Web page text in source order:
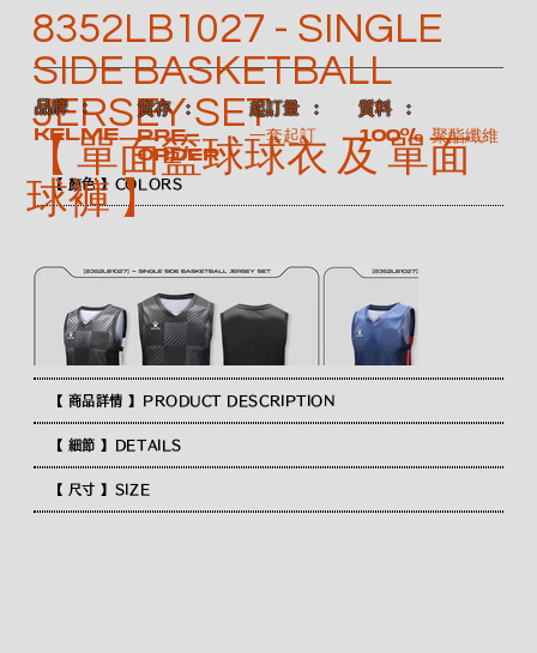
【 顏色 】COLORS
【 商品詳情 】PRODUCT DESCRIPTION
【 細節 】DETAILS
【 尺寸 】SIZE
8352LB1027 - SINGLE
SIDE BASKETBALL
JERSEY SET
【 單面籃球球衣 及 單面
球褲 】
​品牌 ：
KELME
​貨存 ：
PRE-
ORDER
​起訂量 ：
一套起訂
​質料 ：
100% 聚酯纖維